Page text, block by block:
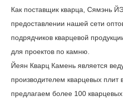
Как поставщик кварца, Сямэнь
предоставлении нашей сети
подрядчиков кварцевой
для проектов по камню.
Йеян Кварц Камень является
производителем кварцевых плит
предлагаем более 100